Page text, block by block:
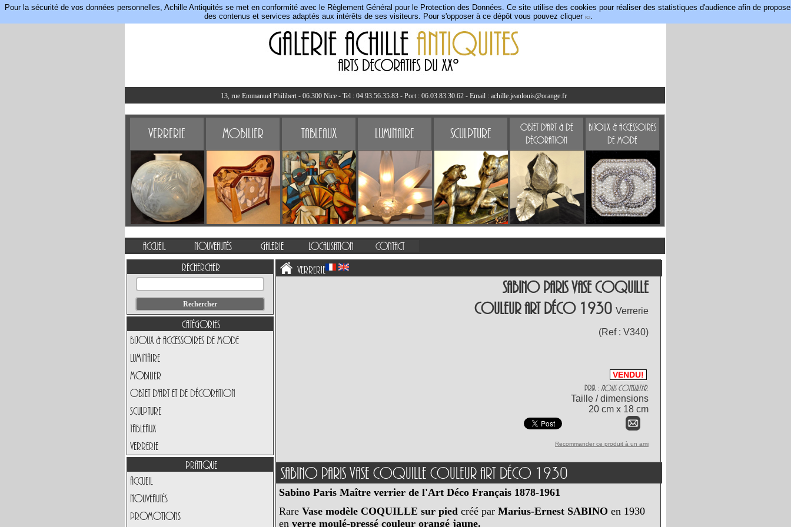
Pour la sécurité de vos données personnelles, Achille Antiquités se met en conformité avec le Règlement Général pour le Protection des Données. Ce site utilise des cookies pour réaliser des statistiques d'audience afin de
des contenus et services adaptés aux intérêts de ses visiteurs. Pour s'opposer à ce dépôt vous pouvez cliquer ici.
13, rue Emmanuel Philibert - 06.300 Nice - Tel : 04.93.56.35.83 - Port : 06.03.83.30.62 - Email : achille.jeanlouis@orange.fr
Verrerie Mobilier Tableaux Luminaire Sculpture
Objet d'art & de
Décoration
Bijoux & accessoires
de mode
Accueil Nouveautés Galerie Localisation
Contact
Rechercher
Catégories
Bijoux & Accessoires de Mode
Luminaire
Mobilier
Objet d'art et de Décoration
Sculpture
Tableaux
Verrerie
Pratique
Accueil
Nouveautés
Promotions
Verrerie
Sabino Paris Vase Coquille
Couleur Art Déco 1930 Verrerie
(Ref : V340)
VENDU!
Prix : Nous consulter.
Taille / dimensions
20 cm x 18 cm
Recommander ce produit à un ami
Sabino Paris Vase Coquille Couleur Art Déco 1930
Sabino Paris Maître verrier de l'Art Déco Français 1878-1961
Rare Vase modèle COQUILLE sur pied créé par Marius-Ernest SABINO en 1930
en verre moulé-pressé couleur orangé jaune.